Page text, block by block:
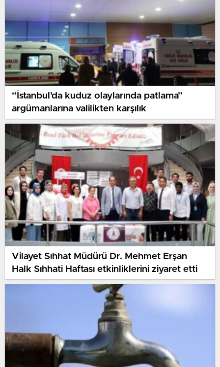
“İstanbul’da kuduz olaylarında patlama”
argümanlarına valilikten karşılık
Vilayet Sıhhat Müdürü Dr. Mehmet Erşan
Halk Sıhhati Haftası etkinliklerini ziyaret etti